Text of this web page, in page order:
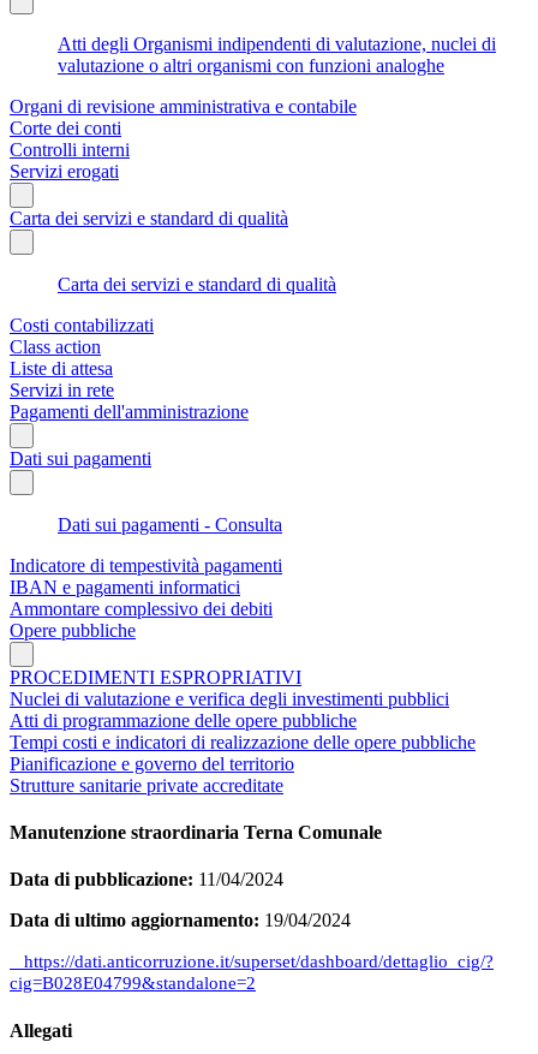
Atti degli Organismi indipendenti di valutazione, nuclei di
valutazione o altri organismi con funzioni analoghe
Organi di revisione amministrativa e contabile
Corte dei conti
Controlli interni
Servizi erogati
Carta dei servizi e standard di qualità
Carta dei servizi e standard di qualità
Costi contabilizzati
Class action
Liste di attesa
Servizi in rete
Pagamenti dell'amministrazione
Dati sui pagamenti
Dati sui pagamenti - Consulta
Indicatore di tempestività pagamenti
IBAN e pagamenti informatici
Ammontare complessivo dei debiti
Opere pubbliche
PROCEDIMENTI ESPROPRIATIVI
Nuclei di valutazione e verifica degli investimenti pubblici
Atti di programmazione delle opere pubbliche
Tempi costi e indicatori di realizzazione delle opere pubbliche
Pianificazione e governo del territorio
Strutture sanitarie private accreditate
Manutenzione straordinaria Terna Comunale
Data di pubblicazione: 11/04/2024
Data di ultimo aggiornamento: 19/04/2024
https://dati.anticorruzione.it/superset/dashboard/dettaglio_cig/?
cig=B028E04799&standalone=2
Allegati